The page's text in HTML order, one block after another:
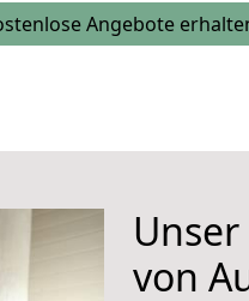
Angebote
von